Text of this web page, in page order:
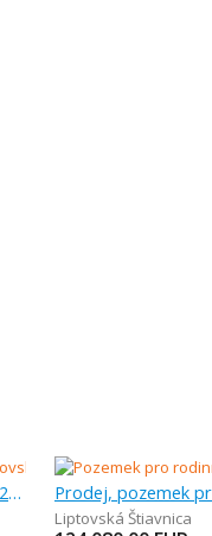
Prodej, pozemek pro rodinné domy, 1 230 m
Liptovská Štiavnica